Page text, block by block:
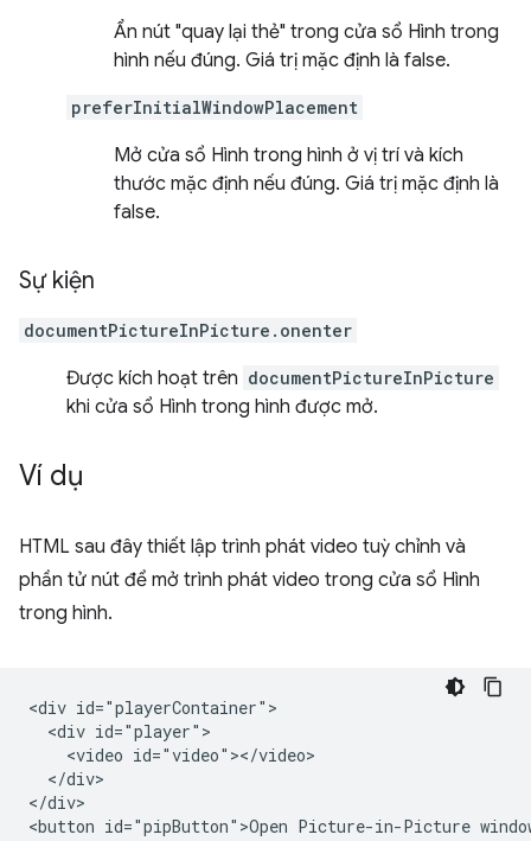
Ẩn nút "quay lại thẻ" trong cửa sổ Hình trong
hình nếu đúng. Giá trị mặc định là false.
preferInitialWindowPlacement
Mở cửa sổ Hình trong hình ở vị trí và kích
thước mặc định nếu đúng. Giá trị mặc định là
false.
Sự kiện
documentPictureInPicture.onenter
Được kích hoạt trên documentPictureInPicture
khi cửa sổ Hình trong hình được mở.
Ví dụ
HTML sau đây thiết lập trình phát video tuỳ chỉnh và
phần tử nút để mở trình phát video trong cửa sổ Hình
trong hình.
<div id="playerContainer">
  <div id="player">
    <video id="video"></video>
  </div>
</div>